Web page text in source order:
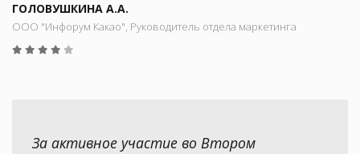
ГОЛОВУШКИНА А.А.
ООО "Инфорум Какао", Руководитель отдела маркетинга
За активное участие во Втором